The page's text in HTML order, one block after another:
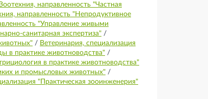
направленность "Частная
направленность "Непродуктивное
"Управление живыми
санитарная экспертиза" /
/ Ветеринария, специализация
в практике животноводства" /
в практике животноводства"
и промысловых животных" /
"Практическая зооинженерия"